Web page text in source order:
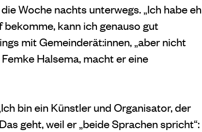
Woche nachts unterwegs. „Ich habe eh
bekomme, kann ich genauso gut
mit Gemeinderät:innen, „aber nicht
Halsema, macht er eine
bin ein Künstler und Organisator, der
geht, weil er „beide Sprachen spricht“: